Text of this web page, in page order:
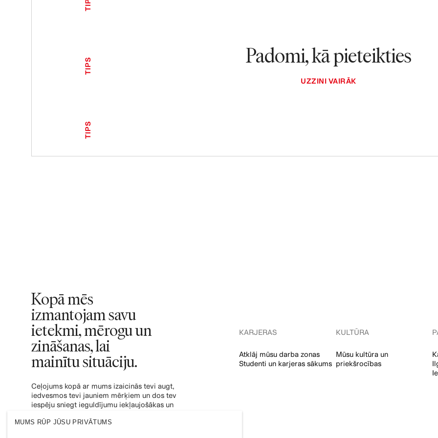
Padomi, kā pieteikties
UZZINI VAIRĀK
TIPS
TIPS
Kopā mēs
izmantojam savu
ietekmi, mērogu un
zināšanas, lai
mainītu situāciju.
Ceļojums kopā ar mums izaicinās tevi augt,
iedvesmos tevi jauniem mērķiem un dos tev
iespēju sniegt ieguldījumu iekļaujošākas un
Pievienojieties mums un uzzini, kur tas tevi
KARJERAS
Atklāj mūsu darba zonas
Studenti un karjeras sākums
KULTŪRA
Mūsu kultūra un
priekšrocības
MUMS RŪP JŪSU PRIVĀTUMS